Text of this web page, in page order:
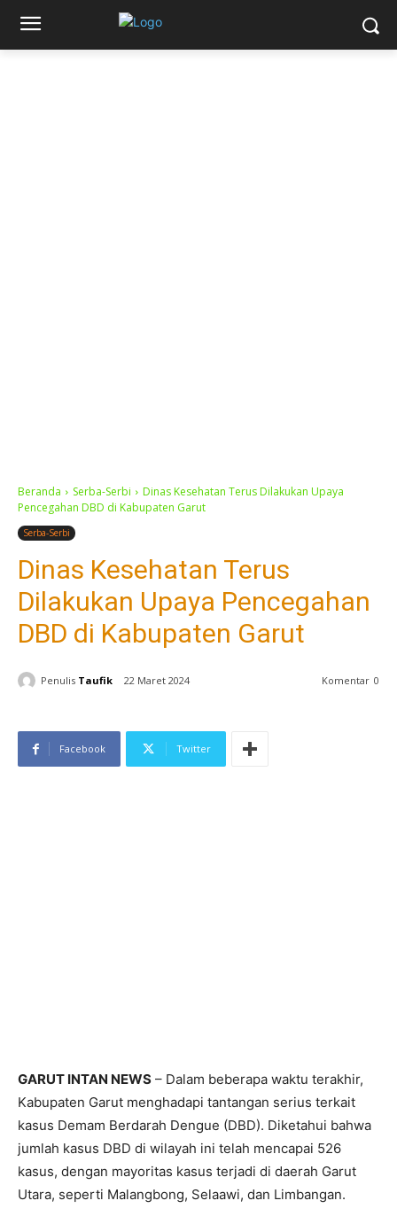
Beranda Serba-Serbi
Dinas Kesehatan Terus Dilakukan Upaya
Pencegahan DBD di Kabupaten Garut
Serba-Serbi
Dinas Kesehatan Terus
Dilakukan Upaya Pencegahan
DBD di Kabupaten Garut
Penulis Taufik 22 Maret 2024 Komentar 0
Facebook Twitter
GARUT INTAN NEWS – Dalam beberapa waktu terakhir,
Kabupaten Garut menghadapi tantangan serius terkait
kasus Demam Berdarah Dengue (DBD). Diketahui bahwa
jumlah kasus DBD di wilayah ini telah mencapai 526
kasus, dengan mayoritas kasus terjadi di daerah Garut
Utara, seperti Malangbong, Selaawi, dan Limbangan.